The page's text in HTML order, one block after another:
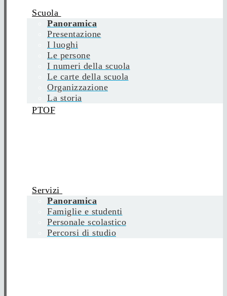
Scuola
Panoramica
Presentazione
I luoghi
Le persone
I numeri della scuola
Le carte della scuola
Organizzazione
La storia
PTOF
Servizi
Panoramica
Famiglie e studenti
Personale scolastico
Percorsi di studio